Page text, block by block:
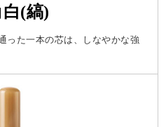
(縞)
った一本の芯は、しなやかな強